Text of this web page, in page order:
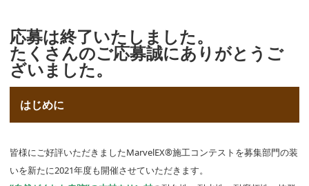
応募は終了いたしました。
たくさんのご応募誠にありがとうご
ざいました。
はじめに
皆様にご好評いただきましたMarvelEX®施工コンテストを募集部門の装
いを新たに2021年度も開催させていただきます。